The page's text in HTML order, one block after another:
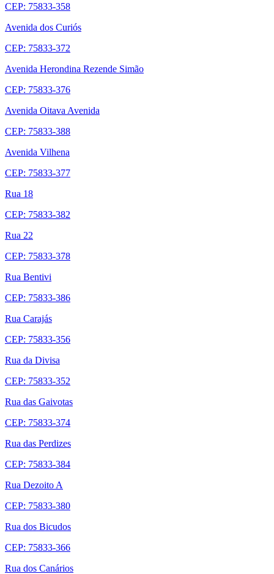
CEP: 75833-358
Avenida dos Curiós
CEP: 75833-372
Avenida Herondina Rezende Simão
CEP: 75833-376
Avenida Oitava Avenida
CEP: 75833-388
Avenida Vilhena
CEP: 75833-377
Rua 18
CEP: 75833-382
Rua 22
CEP: 75833-378
Rua Bentivi
CEP: 75833-386
Rua Carajás
CEP: 75833-356
Rua da Divisa
CEP: 75833-352
Rua das Gaivotas
CEP: 75833-374
Rua das Perdizes
CEP: 75833-384
Rua Dezoito A
CEP: 75833-380
Rua dos Bicudos
CEP: 75833-366
Rua dos Canários